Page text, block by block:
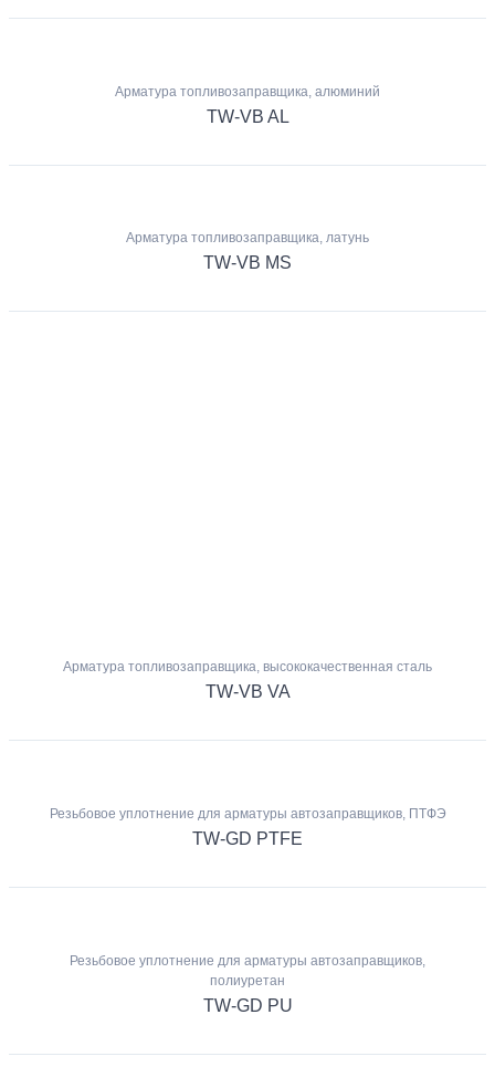
Арматура топливозаправщика, алюминий
TW-VB AL
Арматура топливозаправщика, латунь
TW-VB MS
Арматура топливозаправщика, высококачественная сталь
TW-VB VA
Резьбовое уплотнение для арматуры автозаправщиков, ПТФЭ
TW-GD PTFE
Резьбовое уплотнение для арматуры автозаправщиков,
полиуретан
TW-GD PU